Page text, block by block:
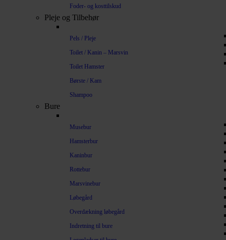
Foder- og kosttilskud
Pleje og Tilbehør
Pels / Pleje
Toilet / Kanin – Marsvin
Toilet Hamster
Børste / Kam
Shampoo
Bure
Musebur
Hamsterbur
Kaninbur
Rottebur
Marsvinebur
Løbegård
Overdækning løbegård
Indretning til bure